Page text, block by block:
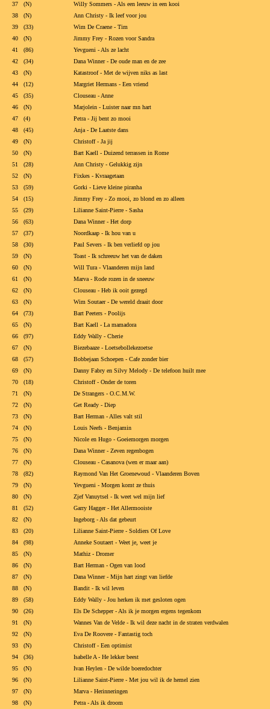
37 (N)
Willy Sommers - Als een leeuw in een kooi
38 (N)
Ann Christy - Ik leef voor jou
39 (33)
Wim De Craene - Tim
40 (N)
Jimmy Frey - Rozen voor Sandra
41 (86)
Yevgueni - Als ze lacht
42 (34)
Dana Winner - De oude man en de zee
43 (N)
Katastroof - Met de wijven niks as last
44 (12)
Margriet Hermans - Een vriend
45 (35)
Clouseau - Anne
46 (N)
Marjolein - Luister naar mn hart
47 (4)
Petra - Jij bent zo mooi
48 (45)
Anja - De Laatste dans
49 (N)
Christoff - Ja jij
50 (N)
Bart Kaell - Duizend terrassen in Rome
51 (28)
Ann Christy - Gelukkig zijn
52 (N)
Fixkes - Kvraagetaan
53 (59)
Gorki - Lieve kleine piranha
54 (15)
Jimmy Frey - Zo mooi, zo blond en zo alleen
55 (29)
Lilianne Saint-Pierre - Sasha
56 (63)
Dana Winner - Het dorp
57 (37)
Noordkaap - Ik hou van u
58 (30)
Paul Severs - Ik ben verliefd op jou
59 (N)
Toast - Ik schreeuw het van de daken
60 (N)
Will Tura - Vlaanderen mijn land
61 (N)
Marva - Rode rozen in de sneeuw
62 (N)
Clouseau - Heb ik ooit gezegd
63 (N)
Wim Soutaer - De wereld draait door
64 (73)
Bart Peeters - Poolijs
65 (N)
Bart Kaell - La mamadora
66 (97)
Eddy Wally - Cherie
67 (N)
Biezebaaze - Loetsebollekezoetse
68 (57)
Bobbejaan Schoepen - Cafe zonder bier
69 (N)
Danny Fabry en Silvy Melody - De telefoon huilt mee
70 (18)
Christoff - Onder de toren
71 (N)
De Strangers - O.C.M.W.
72 (N)
Get Ready - Diep
73 (N)
Bart Herman - Alles valt stil
74 (N)
Louis Neefs - Benjamin
75 (N)
Nicole en Hugo - Goeiemorgen morgen
76 (N)
Dana Winner - Zeven regenbogen
77 (N)
Clouseau - Casanova (wen er maar aan)
78 (82)
Raymond Van Het Groenewoud - Vlaanderen Boven
79 (N)
Yevgueni - Morgen komt ze thuis
80 (N)
Zjef Vanuytsel - Ik weet wel mijn lief
81 (52)
Garry Hagger - Het Allermooiste
82 (N)
Ingeborg - Als dat gebeurt
83 (20)
Lilianne Saint-Pierre - Soldiers Of Love
84 (98)
Anneke Soutaert - Weet je, weet je
85 (N)
Mathiz - Dromer
86 (N)
Bart Herman - Ogen van lood
87 (N)
Dana Winner - Mijn hart zingt van liefde
88 (N)
Bandit - Ik wil leven
89 (58)
Eddy Wally - Jou herken ik met gesloten ogen
90 (26)
Els De Schepper - Als ik je morgen ergens tegenkom
91 (N)
Wannes Van de Velde - Ik wil deze nacht in de straten verdwalen
92 (N)
Eva De Roovere - Fantastig toch
93 (N)
Christoff - Een optimist
94 (36)
Isabelle A - He lekker beest
95 (N)
Ivan Heylen - De wilde boeredochter
96 (N)
Lilianne Saint-Pierre - Met jou wil ik de hemel zien
97 (N)
Marva - Herinneringen
98 (N)
Petra - Als ik droom